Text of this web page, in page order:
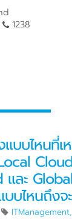
1238
มรู้
มรู้
บไหนที่เ
และ
บไหนถึงจะ
ITManagement,